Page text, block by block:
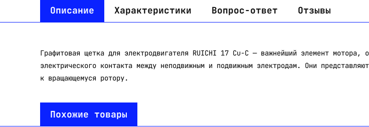
Описание Характеристики Вопрос-ответ Отзывы
Графитовая щетка для электродвигателя RUICHI 17 Cu-C — важнейший элемент мотора,
электрического контакта между неподвижным и подвижным электродам. Они
к вращающемуся ротору.
Похожие товары